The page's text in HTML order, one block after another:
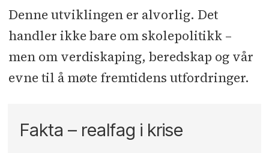
Denne utviklingen er alvorlig. Det
handler ikke bare om skolepolitikk –
men om verdiskaping, beredskap og vår
evne til å møte fremtidens utfordringer.
Fakta – realfag i krise